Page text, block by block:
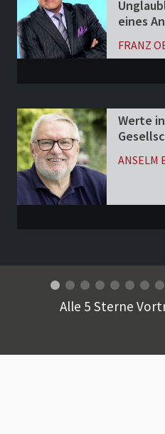
Alle 5 Sterne